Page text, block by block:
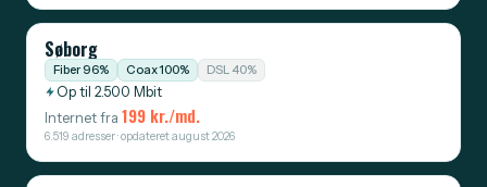
Søborg
Fiber 96% Coax 100% DSL 40%
Op til 2.500 Mbit
Internet fra 199 kr./md.
6.519 adresser · opdateret august 2026